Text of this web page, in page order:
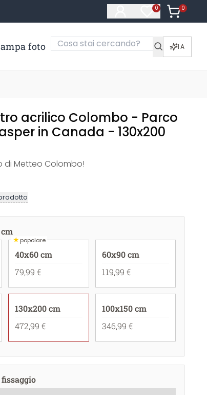
0
Articoli nella
0
Articoli
foto IA
acrilico Colombo - Parco
in Canada - 130x200
di Metteo Colombo!
★popolare
40x60 cm
79,99 €
60x90 cm
119,99 €
130x200 cm
472,99 €
100x150 cm
346,99 €